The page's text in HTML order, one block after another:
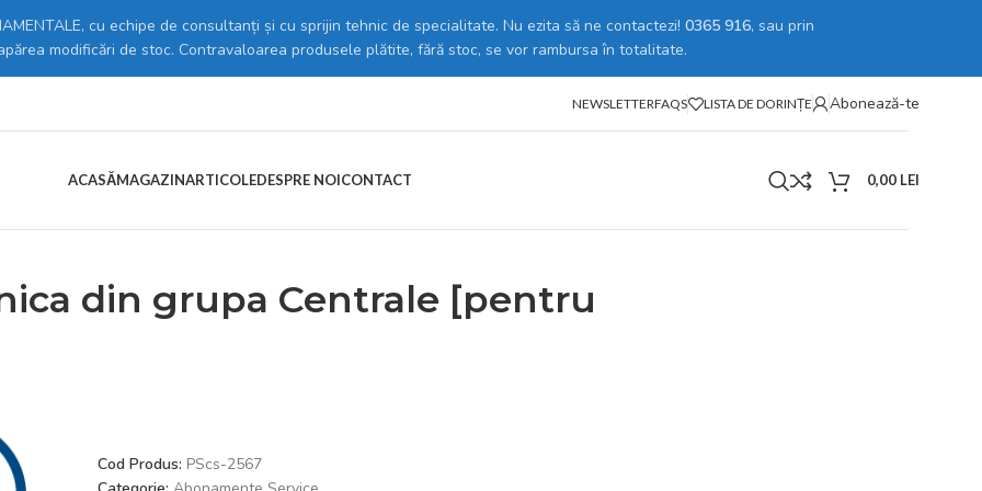
cu echipe de consultanți și cu sprijin tehnic de specialitate. Nu ezita să ne contactezi! 0365 916, sau prin
modificări de stoc. Contravaloarea produsele plătite, fără stoc, se vor rambursa în totalitate.
NEWSLETTERFAQS LISTA DE DORINȚE Abonează-te
ACASĂMAGAZINARTICOLEDESPRE NOICONTACT 0,00 LEI
din grupa Centrale [pentru
Cod Produs: PScs-2567